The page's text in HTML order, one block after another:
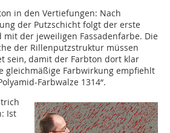
in den Vertiefungen: Nach
der Putzschicht folgt der erste
der jeweiligen Fassadenfarbe. Die
der Rillenputzstruktur müssen
sein, damit der Farbton dort klar
gleichmäßige Farbwirkung empfiehlt
Farbwalze 1314“.
Ist